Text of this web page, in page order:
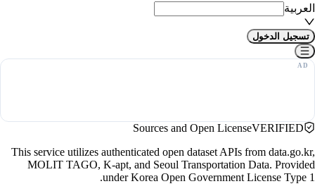
العربية
تسجيل الدخول
Sources and Open LicenseVERIFIED
This service utilizes authenticated open dataset APIs from data.go.kr,
MOLIT TAGO, K-apt, and Seoul Transportation Data. Provided
under Korea Open Government License Type 1.